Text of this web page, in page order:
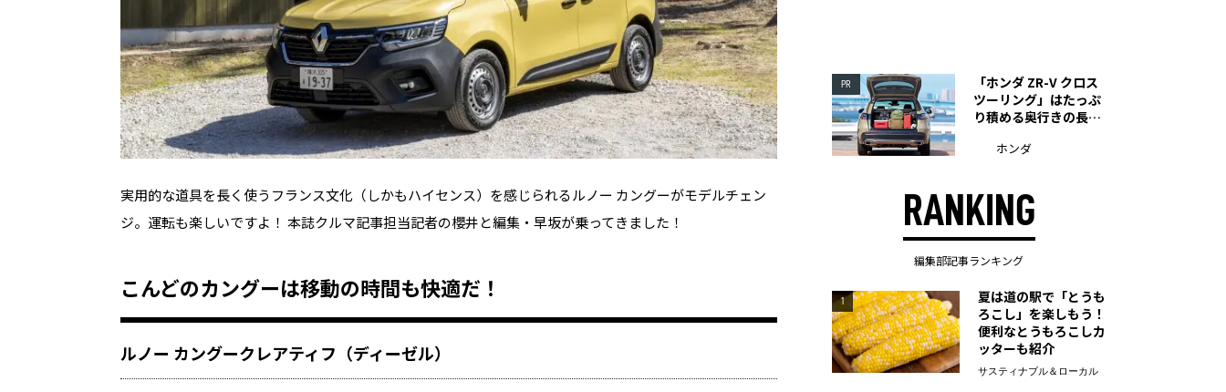
実用的な道具を長く使うフランス文化（しかもハイセンス）を感じられるルノー カングーがモデルチェン
ジ。運転も楽しいですよ！ 本誌クルマ記事担当記者の櫻井と編集・早坂が乗ってきました！
こんどのカングーは移動の時間も快適だ！
ルノー カングークレアティフ（ディーゼル）
PR
「ホンダ ZR-V クロス
ツーリング」はたっぷ
り積める奥行きの長い
ホンダ
RANKING
編集部記事ランキング
1
夏は道の駅で「とうも
ろこし」を楽しもう！
便利なとうもろこしカ
ッターも紹介
サスティナブル＆ローカル